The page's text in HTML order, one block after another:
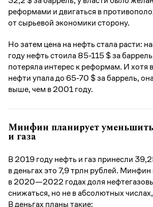
реформами и двигаться в
от сырьевой экономики сторону.
Но затем цена на нефть стала расти:
году нефть стоила 85-115 $ за
потеряла интерес к реформам. И хотя
нефти упала до 65-70 $ за баррель,
выше, чем в 2001 году.
Минфин планирует
и газа
В 2019 году нефть и газ принесли
в деньгах это 7,9 трлн рублей. Минфин
в 2020—2022 годах доля
снижаться, но не в абсолютных
В деньгах планы такие: